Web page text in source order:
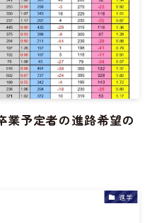
業予定者の進路希望の
進学